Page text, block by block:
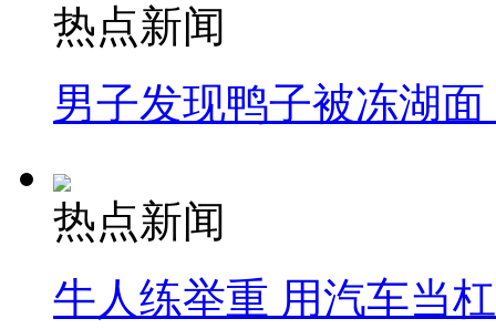
热点新闻
男子发现鸭子被冻湖
热点新闻
牛人练举重 用汽车当